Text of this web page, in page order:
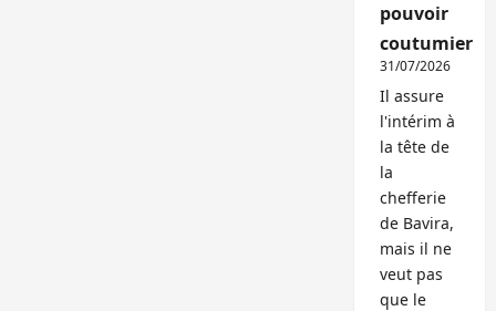
pouvoir
coutumier
31/07/2026
Il assure
l'intérim à
la tête de
la
chefferie
de Bavira,
mais il ne
veut pas
que le